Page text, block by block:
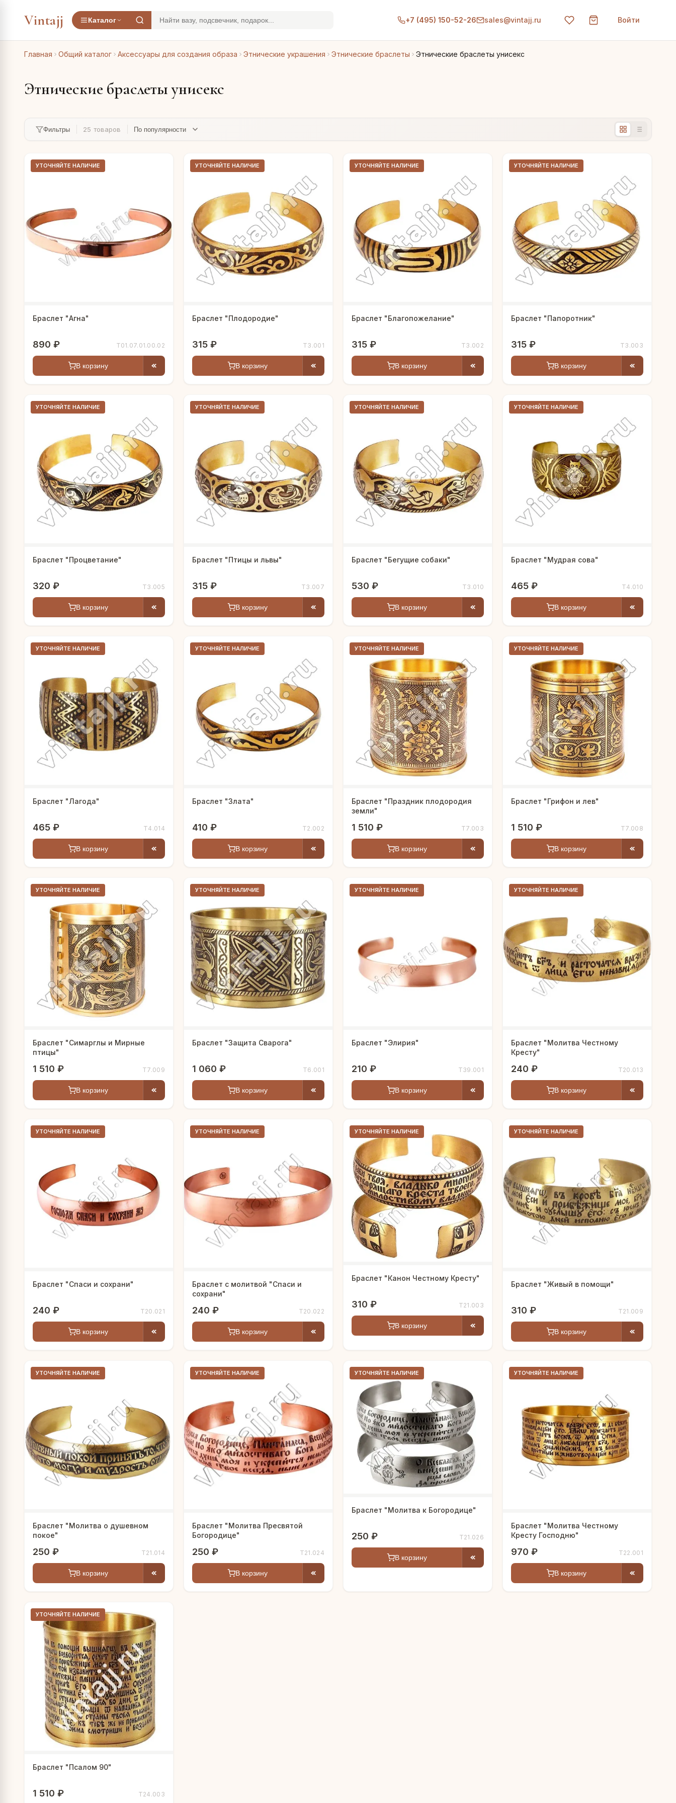
Vintajj Каталог +7 (495) 150-52-26 sales@vintajj.ru Войти
Главная Общий каталог Аксессуары для создания образа Этнические украшения Этнические браслеты Этнические браслеты унисекс
Этнические браслеты унисекс
Фильтры 25 товаров
УТОЧНЯЙТЕ НАЛИЧИЕ
Браслет "Агна"
890 ₽ Т01.07.01.00.02
В корзину
УТОЧНЯЙТЕ НАЛИЧИЕ
Браслет "Плодородие"
315 ₽ Т3.001
В корзину
УТОЧНЯЙТЕ НАЛИЧИЕ
Браслет "Благопожелание"
315 ₽ Т3.002
В корзину
УТОЧНЯЙТЕ НАЛИЧИЕ
Браслет "Папоротник"
315 ₽ Т3.003
В корзину
УТОЧНЯЙТЕ НАЛИЧИЕ
Браслет "Процветание"
320 ₽ Т3.005
В корзину
УТОЧНЯЙТЕ НАЛИЧИЕ
Браслет "Птицы и львы"
315 ₽ Т3.007
В корзину
УТОЧНЯЙТЕ НАЛИЧИЕ
Браслет "Бегущие собаки"
530 ₽ Т3.010
В корзину
УТОЧНЯЙТЕ НАЛИЧИЕ
Браслет "Мудрая сова"
465 ₽ Т4.010
В корзину
УТОЧНЯЙТЕ НАЛИЧИЕ
Браслет "Лагода"
465 ₽ Т4.014
В корзину
УТОЧНЯЙТЕ НАЛИЧИЕ
Браслет "Злата"
410 ₽ Т2.002
В корзину
УТОЧНЯЙТЕ НАЛИЧИЕ
Браслет "Праздник плодородия
земли"
1 510 ₽ Т7.003
В корзину
УТОЧНЯЙТЕ НАЛИЧИЕ
Браслет "Грифон и лев"
1 510 ₽ Т7.008
В корзину
УТОЧНЯЙТЕ НАЛИЧИЕ
Браслет "Симарглы и Мирные
птицы"
1 510 ₽ Т7.009
В корзину
УТОЧНЯЙТЕ НАЛИЧИЕ
Браслет "Защита Сварога"
1 060 ₽ Т6.001
В корзину
УТОЧНЯЙТЕ НАЛИЧИЕ
Браслет "Элирия"
210 ₽ Т39.001
В корзину
УТОЧНЯЙТЕ НАЛИЧИЕ
Браслет "Молитва Честному
Кресту"
240 ₽ Т20.013
В корзину
УТОЧНЯЙТЕ НАЛИЧИЕ
Браслет "Спаси и сохрани"
240 ₽ Т20.021
В корзину
УТОЧНЯЙТЕ НАЛИЧИЕ
Браслет с молитвой "Спаси и
сохрани"
240 ₽ Т20.022
В корзину
УТОЧНЯЙТЕ НАЛИЧИЕ
Браслет "Канон Честному Кресту"
310 ₽ Т21.003
В корзину
УТОЧНЯЙТЕ НАЛИЧИЕ
Браслет "Живый в помощи"
310 ₽ Т21.009
В корзину
УТОЧНЯЙТЕ НАЛИЧИЕ
Браслет "Молитва о душевном
покое"
250 ₽ Т21.014
В корзину
УТОЧНЯЙТЕ НАЛИЧИЕ
Браслет "Молитва Пресвятой
Богородице"
250 ₽ Т21.024
В корзину
УТОЧНЯЙТЕ НАЛИЧИЕ
Браслет "Молитва к Богородице"
250 ₽ Т21.026
В корзину
УТОЧНЯЙТЕ НАЛИЧИЕ
Браслет "Молитва Честному
Кресту Господню"
970 ₽ Т22.001
В корзину
УТОЧНЯЙТЕ НАЛИЧИЕ
Браслет "Псалом 90"
1 510 ₽ Т24.003